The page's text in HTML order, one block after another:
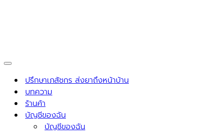
Navigation
Menu ปรึกษาเภสัชกร ส่งยาถึงหน้าบ้าน
บทความ
ร้านค้า
บัญชีของฉัน
บัญชีของฉัน